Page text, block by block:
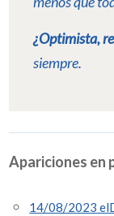
¿Optimista,
siempre.
Apariciones en
14/08/2023